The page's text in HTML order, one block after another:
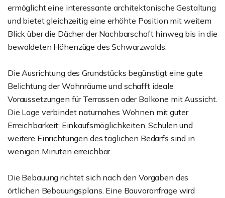
ermöglicht eine interessante architektonische Gestaltung
und bietet gleichzeitig eine erhöhte Position mit weitem
Blick über die Dächer der Nachbarschaft hinweg bis in die
bewaldeten Höhenzüge des Schwarzwalds.
Die Ausrichtung des Grundstücks begünstigt eine gute
Belichtung der Wohnräume und schafft ideale
Voraussetzungen für Terrassen oder Balkone mit Aussicht.
Die Lage verbindet naturnahes Wohnen mit guter
Erreichbarkeit: Einkaufsmöglichkeiten, Schulen und
weitere Einrichtungen des täglichen Bedarfs sind in
wenigen Minuten erreichbar.
Die Bebauung richtet sich nach den Vorgaben des
örtlichen Bebauungsplans. Eine Bauvoranfrage wird